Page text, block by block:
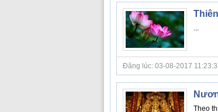
Đăng lúc: 03-08-2017
Theo